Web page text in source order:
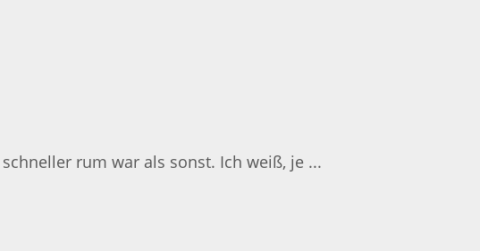
rum war als sonst. Ich weiß, je ...